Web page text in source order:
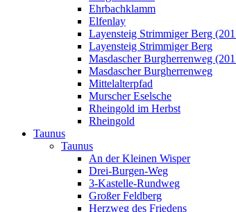
Ehrbachklamm
Elfenlay
Layensteig Strimmiger Berg
Layensteig Strimmiger Berg
Masdascher Burgherrenweg
Masdascher Burgherrenweg
Mittelalterpfad
Murscher Eselsche
Rheingold im Herbst
Rheingold
Taunus
Taunus
An der Kleinen Wisper
Drei-Burgen-Weg
3-Kastelle-Rundweg
Großer Feldberg
Herzweg des Friedens